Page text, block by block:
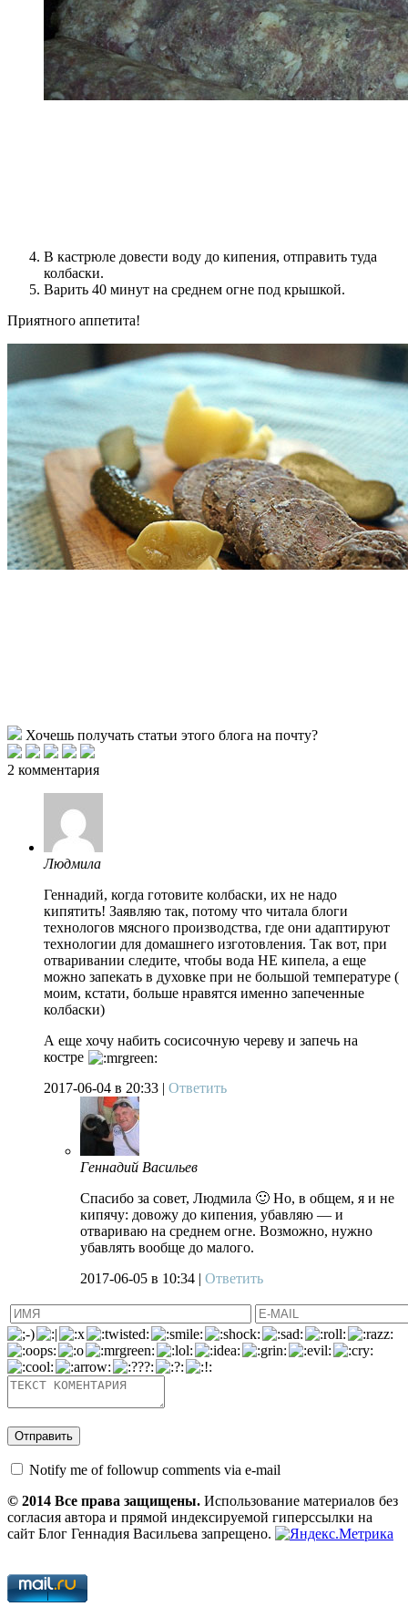
В кастрюле довести воду до кипения, отправить туда
колбаски.
Варить 40 минут на среднем огне под крышкой.
Приятного аппетита!
Хочешь получать статьи этого блога на почту?
2 комментария
Людмила
Геннадий, когда готовите колбаски, их не надо
кипятить! Заявляю так, потому что читала блоги
технологов мясного производства, где они адаптируют
технологии для домашнего изготовления. Так вот, при
отваривании следите, чтобы вода НЕ кипела, а еще
можно запекать в духовке при не большой температуре (
моим, кстати, больше нравятся именно запеченные
колбаски)
А еще хочу набить сосисочную череву и запечь на
костре
2017-06-04 в 20:33 | Ответить
Геннадий Васильев
Спасибо за совет, Людмила 🙂 Но, в общем, я и не
кипячу: довожу до кипения, убавляю — и
отвариваю на среднем огне. Возможно, нужно
убавлять вообще до малого.
2017-06-05 в 10:34 | Ответить
Notify me of followup comments via e-mail
© 2014 Все права защищены. Использование материалов без
согласия автора и прямой индексируемой гиперссылки на
сайт Блог Геннадия Васильева запрещено.